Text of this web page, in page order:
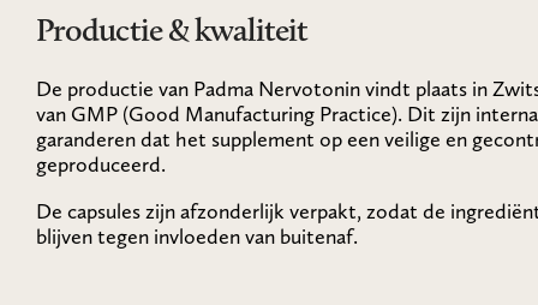
Productie & kwaliteit
De productie van Padma Nervotonin vindt plaats in
van GMP (Good Manufacturing Practice). Dit zijn
garanderen dat het supplement op een veilige en
geproduceerd.
De capsules zijn afzonderlijk verpakt, zodat de
blijven tegen invloeden van buitenaf.